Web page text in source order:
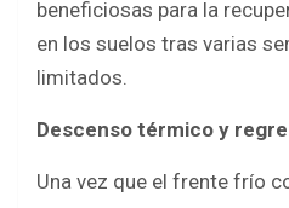
beneficiosas para la
en los suelos tras varias
limitados.
Descenso térmico y
Una vez que el frente frío